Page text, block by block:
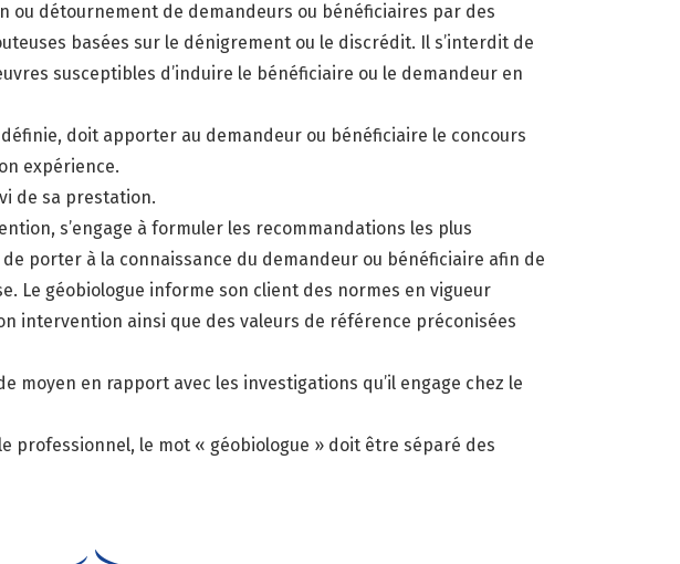
ou détournement de demandeurs ou bénéficiaires par des
basées sur le dénigrement ou le discrédit. Il s’interdit de
susceptibles d’induire le bénéficiaire ou le demandeur en
doit apporter au demandeur ou bénéficiaire le concours
expérience.
de sa prestation.
s’engage à formuler les recommandations les plus
porter à la connaissance du demandeur ou bénéficiaire afin de
Le géobiologue informe son client des normes en vigueur
intervention ainsi que des valeurs de référence préconisées
moyen en rapport avec les investigations qu’il engage chez le
professionnel, le mot « géobiologue » doit être séparé des